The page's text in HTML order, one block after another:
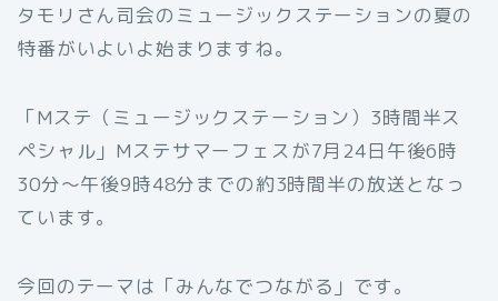
タモリさん司会のミュージックステーションの夏の
特番がいよいよ始まりますね。
「Mステ（ミュージックステーション）3時間半ス
ペシャル」Mステサマーフェスが7月24日午後6時
30分～午後9時48分までの約3時間半の放送となっ
ています。
今回のテーマは「みんなでつながる」です。